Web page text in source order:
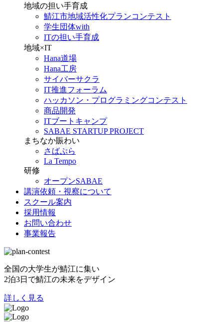
地域の担い手育成
鯖江市地域活性化プランコンテスト
学生団体with
ITの担い手育成
地域×IT
Hana道場
Hana工房
サイバーサクラ
IT推進フォーラム
ハッカソン・プログラミングコンテスト
商品開発
ITブートキャンプ
SABAE STARTUP PROJECT
まちなか賑わい
さばぷら
La Tempo
研修
オープンSABAE
講演依頼・視察について
スクール案内
採用情報
お問い合わせ
事業報告
全国の大学生が鯖江に集い
2泊3日で鯖江の未来をデザイン
詳しく見る